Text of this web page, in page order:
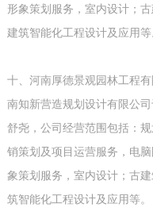
形象策划服务，室内设计；
建筑智能化工程设计及应用等
十、河南厚德景观园林工程
南知新营造规划设计有限公
舒尧，公司经营范围包括：
销策划及项目运营服务，电
象策划服务，室内设计；古
筑智能化工程设计及应用等。